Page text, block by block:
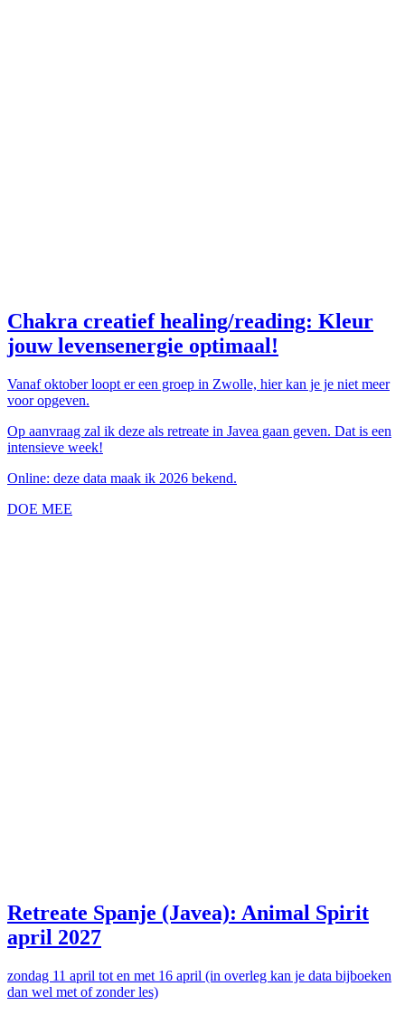
Chakra creatief healing/reading: Kleur
jouw levensenergie optimaal!
Vanaf oktober loopt er een groep in Zwolle, hier kan je je niet meer
voor opgeven.
Op aanvraag zal ik deze als retreate in Javea gaan geven. Dat is een
intensieve week!
Online: deze data maak ik 2026 bekend.
DOE MEE
Retreate Spanje (Javea): Animal Spirit
april 2027
zondag 11 april tot en met 16 april (in overleg kan je data bijboeken
dan wel met of zonder les)